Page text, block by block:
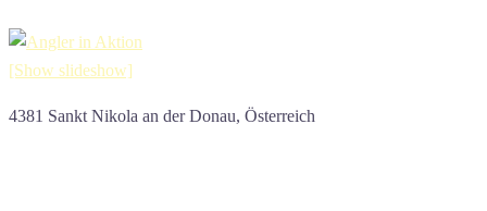
[Show slideshow]
4381 Sankt Nikola an der Donau, Österreich